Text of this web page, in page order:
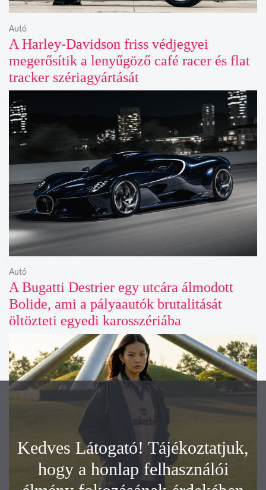
A Harley-Davidson friss védjegyei
megerősítik a lenyűgöző café racer és flat
tracker szériagyártását
Autó
A Bugatti Destrier egy utcára álmodott
Bolide, ami a pályaautók brutalitását
öltözteti egyedi karosszériába
Autó
Kedves Látogató! Tájékoztatjuk,
hogy a honlap felhasználói